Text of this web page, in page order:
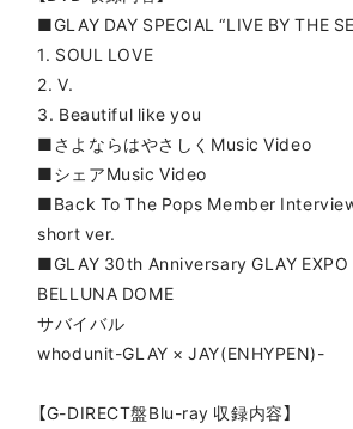
■GLAY DAY SPECIAL “LIVE BY THE
1. SOUL LOVE
2. V.
3. Beautiful like you
■さよならはやさしくMusic Video
■シェアMusic Video
■Back To The Pops Member
short ver.
■GLAY 30th Anniversary GLAY
BELLUNA DOME
サバイバル
whodunit-GLAY × JAY(ENHYPEN)-
【G-DIRECT盤Blu-ray 収録内容】